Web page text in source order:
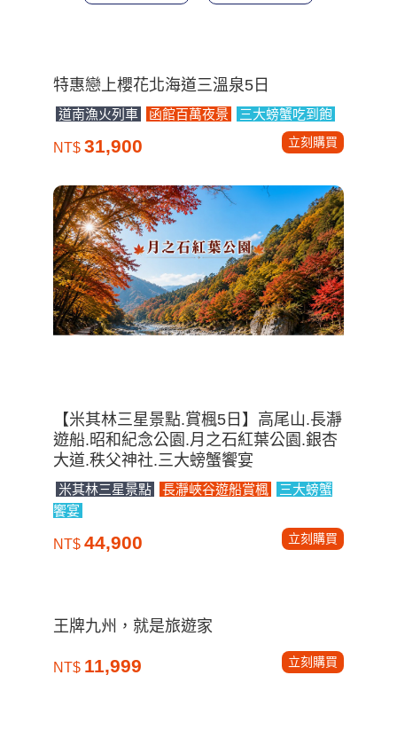
特惠戀上櫻花北海道三溫泉5日
道南漁火列車 函館百萬夜景 三大螃蟹吃到飽
NT$ 31,900 立刻購買
【米其林三星景點.賞楓5日】高尾山.長瀞
遊船.昭和紀念公園.月之石紅葉公園.銀杏
大道.秩父神社.三大螃蟹饗宴
米其林三星景點 長瀞峽谷遊船賞楓
三大螃蟹
饗宴
NT$ 44,900 立刻購買
王牌九州，就是旅遊家
NT$ 11,999 立刻購買